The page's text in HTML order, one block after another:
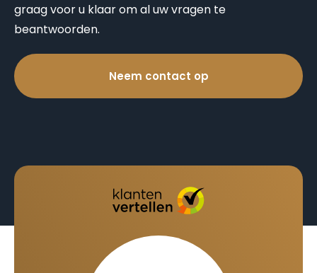
graag voor u klaar om al uw vragen te
beantwoorden.
Neem contact op